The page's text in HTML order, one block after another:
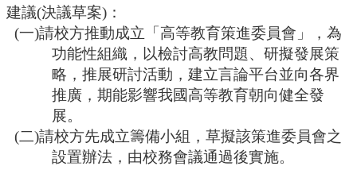
建議(決議草案)：
(一)請校方推動成立「高等教育策進委員會」，為
功能性組織，以檢討高教問題、研擬發展策
略，推展研討活動，建立言論平台並向各界
推廣，期能影響我國高等教育朝向健全發
展。
(二)請校方先成立籌備小組，草擬該策進委員會之
設置辦法，由校務會議通過後實施。